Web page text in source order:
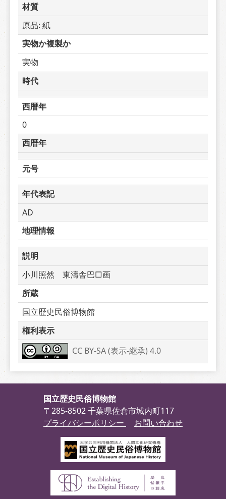
材質
原品: 紙
実物か複製か
実物
時代
西暦年
0
西暦年
元号
年代表記
AD
地理情報
説明
小川照然　東濤舎巴□画
所蔵
国立歴史民俗博物館
権利表示
CC BY-SA (表示-継承) 4.0
国立歴史民俗博物館
〒285-8502 千葉県佐倉市城内町117
プライバシーポリシー
お問い合わせ